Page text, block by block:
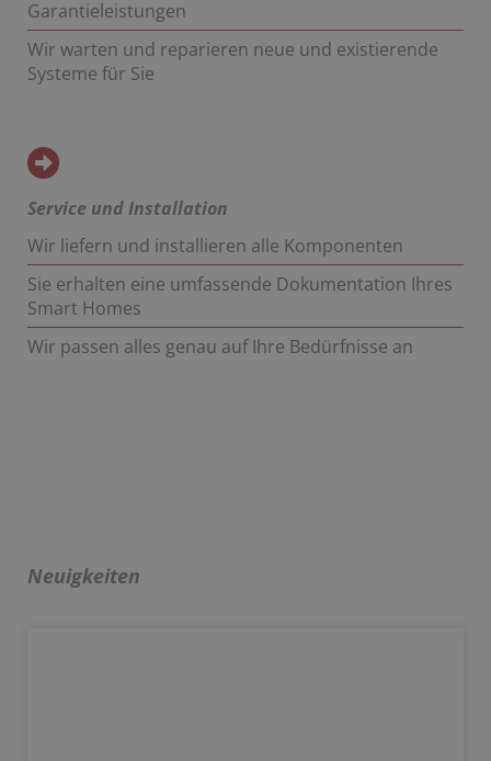
Garantieleistungen
Wir warten und reparieren neue und existierende
Systeme für Sie
Service und Installation
Wir liefern und installieren alle Komponenten
Sie erhalten eine umfassende Dokumentation Ihres
Smart Homes
Wir passen alles genau auf Ihre Bedürfnisse an
Neuigkeiten